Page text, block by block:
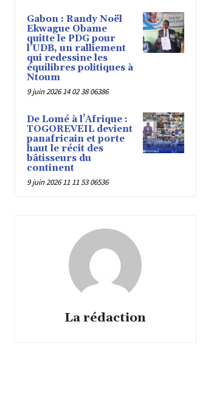
Gabon : Randy Noël
Ekwague Obame
quitte le PDG pour
l’UDB, un ralliement
qui redessine les
équilibres politiques à
Ntoum
9 juin 2026 14 02 38 06386
De Lomé à l’Afrique :
TOGOREVEIL devient
panafricain et porte
haut le récit des
bâtisseurs du
continent
9 juin 2026 11 11 53 06536
La rédaction